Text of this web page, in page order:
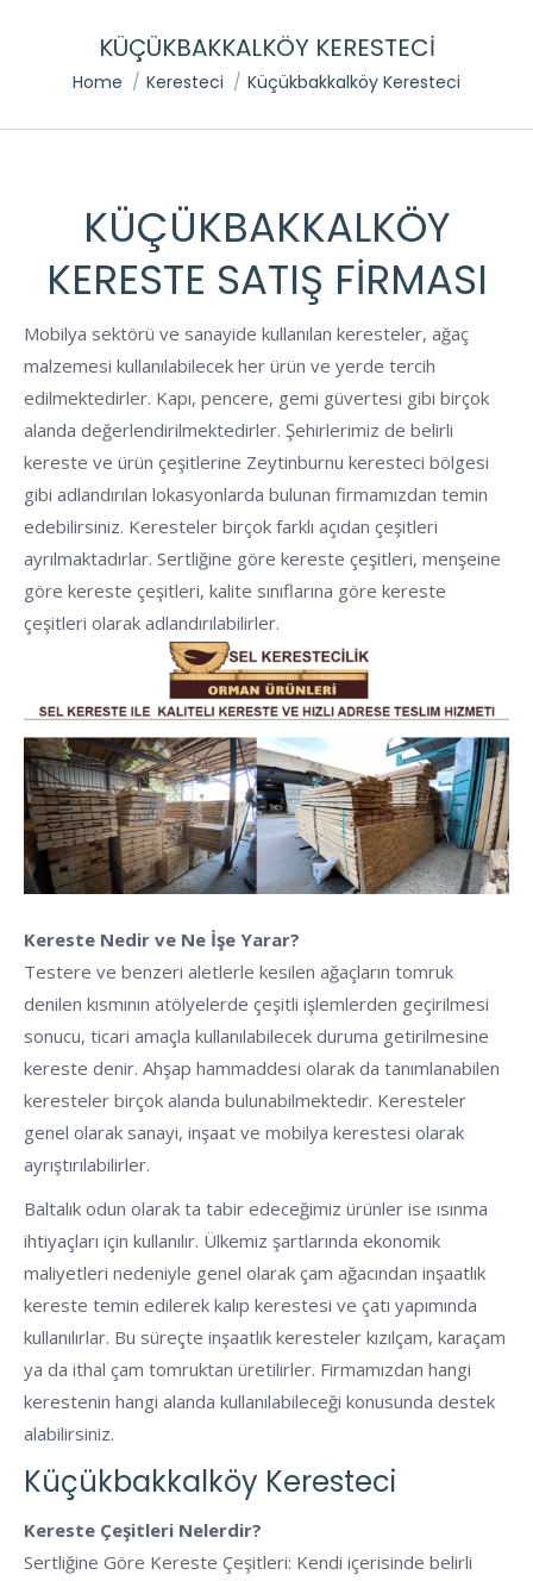
KÜÇÜKBAKKALKÖY KERESTECI
You are here:
Home Keresteci Küçükbakkalköy Keresteci
KÜÇÜKBAKKALKÖY
KERESTE SATIŞ FIRMASI
Mobilya sektörü ve sanayide kullanılan keresteler, ağaç
malzemesi kullanılabilecek her ürün ve yerde tercih
edilmektedirler. Kapı, pencere, gemi güvertesi gibi birçok
alanda değerlendirilmektedirler. Şehirlerimiz de belirli
kereste ve ürün çeşitlerine Zeytinburnu keresteci bölgesi
gibi adlandırılan lokasyonlarda bulunan firmamızdan temin
edebilirsiniz. Keresteler birçok farklı açıdan çeşitleri
ayrılmaktadırlar. Sertliğine göre kereste çeşitleri, menşeine
göre kereste çeşitleri, kalite sınıflarına göre kereste
çeşitleri olarak adlandırılabilirler.
Kereste Nedir ve Ne İşe Yarar?
Testere ve benzeri aletlerle kesilen ağaçların tomruk
denilen kısmının atölyelerde çeşitli işlemlerden geçirilmesi
sonucu, ticari amaçla kullanılabilecek duruma getirilmesine
kereste denir. Ahşap hammaddesi olarak da tanımlanabilen
keresteler birçok alanda bulunabilmektedir. Keresteler
genel olarak sanayi, inşaat ve mobilya kerestesi olarak
ayrıştırılabilirler.
Baltalık odun olarak ta tabir edeceğimiz ürünler ise ısınma
ihtiyaçları için kullanılır. Ülkemiz şartlarında ekonomik
maliyetleri nedeniyle genel olarak çam ağacından inşaatlık
kereste temin edilerek kalıp kerestesi ve çatı yapımında
kullanılırlar. Bu süreçte inşaatlık keresteler kızılçam, karaçam
ya da ithal çam tomruktan üretilirler. Firmamızdan hangi
kerestenin hangi alanda kullanılabileceği konusunda destek
alabilirsiniz.
Küçükbakkalköy Keresteci
Kereste Çeşitleri Nelerdir?
Sertliğine Göre Kereste Çeşitleri: Kendi içerisinde belirli